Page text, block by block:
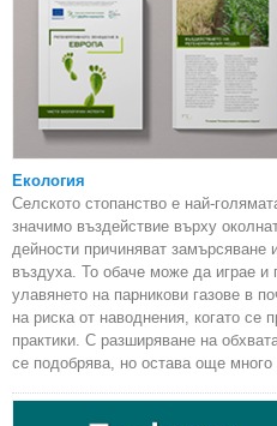
Екология
Селското стопанство е най-
значимо въздействие върху
дейности причиняват замърсяване
въздуха. То обаче може да играе
улавянето на парникови газове в
на риска от наводнения, когато се
практики. С разширяване на
се подобрява, но остава още много